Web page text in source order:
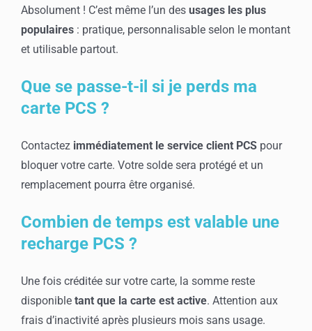
Absolument ! C’est même l’un des usages les plus
populaires : pratique, personnalisable selon le montant
et utilisable partout.
Que se passe-t-il si je perds ma
carte PCS ?
Contactez immédiatement le service client PCS pour
bloquer votre carte. Votre solde sera protégé et un
remplacement pourra être organisé.
Combien de temps est valable une
recharge PCS ?
Une fois créditée sur votre carte, la somme reste
disponible tant que la carte est active. Attention aux
frais d’inactivité après plusieurs mois sans usage.